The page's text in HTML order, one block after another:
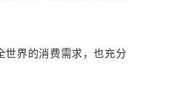
世界的消费需求，也充分